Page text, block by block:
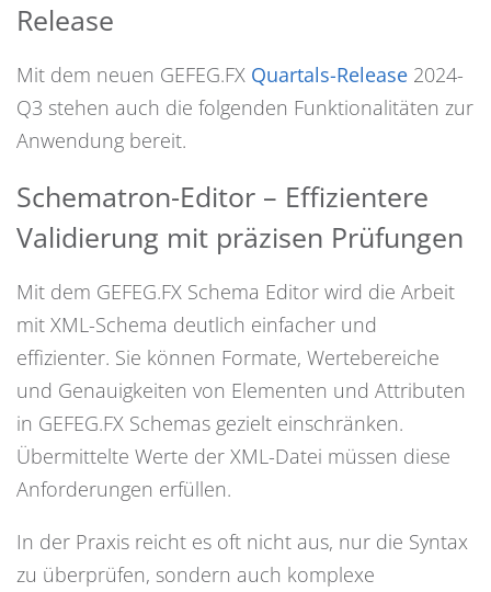
Release
Mit dem neuen GEFEG.FX Quartals-Release 2024-
Q3 stehen auch die folgenden Funktionalitäten zur
Anwendung bereit.
Schematron-Editor – Effizientere
Validierung mit präzisen Prüfungen
Mit dem GEFEG.FX Schema Editor wird die Arbeit
mit XML-Schema deutlich einfacher und
effizienter. Sie können Formate, Wertebereiche
und Genauigkeiten von Elementen und Attributen
in GEFEG.FX Schemas gezielt einschränken.
Übermittelte Werte der XML-Datei müssen diese
Anforderungen erfüllen.
In der Praxis reicht es oft nicht aus, nur die Syntax
zu überprüfen, sondern auch komplexe